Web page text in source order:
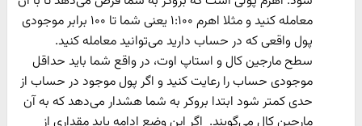
معامله کنید و مثلا اهرم ۱:۱۰۰ یعنی شما تا ۱۰۰ برابر موجودی
پول واقعی که در حساب دارید می‌توانید معامله کنید.
سطح مارجین کال و استاپ اوت، در واقع شما باید حداقل
موجودی حساب را رعایت کنید و اگر پول موجود در حساب از
حدی کمتر شود ابتدا بروکر به شما هشدار می‌دهد که به آن